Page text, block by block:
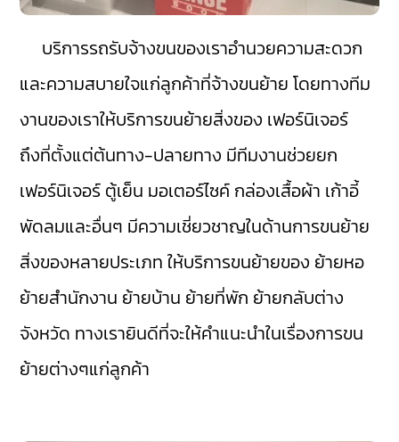
บริการรถรับจ้างขนของเราอำนวยความสะดวก
และความสบายใจแก่ลูกค้าที่จ้างขนย้าย โดยทางทีม
งานของเราให้บริการขนย้ายสิ่งของ เฟอร์นิเจอร์
ถึงที่ตั้งแต่ต้นทาง-ปลายทาง มีทีมงานช่วยยก
เฟอร์นิเจอร์ ตู้เย็น มอเตอร์ไซค์ กล่องเสื้อผ้า เก้าอี้
พัดลมและอื่นๆ มีความเชี่ยวชาญในด้านการขนย้าย
สิ่งของหลายประเภท ให้บริการขนย้ายของ ย้ายหอ
ย้ายสำนักงาน ย้ายบ้าน ย้ายที่พัก ย้ายกลับต่าง
จังหวัด ทางเรายินดีที่จะให้คำแนะนำในเรื่องการขน
ย้ายต่างๆแก่ลูกค้า